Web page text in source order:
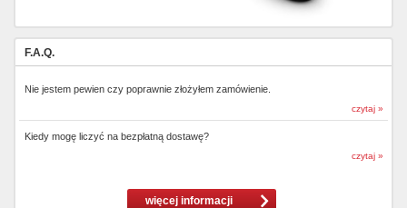
F.A.Q.
Nie jestem pewien czy poprawnie złożyłem zamówienie.
czytaj »
Kiedy mogę liczyć na bezpłatną dostawę?
czytaj »
więcej informacji